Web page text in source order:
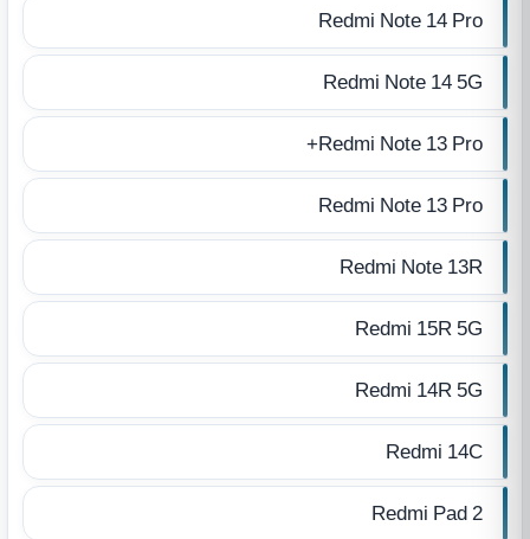
Redmi Note 14 Pro
Redmi Note 14 5G
Redmi Note 13 Pro+
Redmi Note 13 Pro
Redmi Note 13R
Redmi 15R 5G
Redmi 14R 5G
Redmi 14C
Redmi Pad 2